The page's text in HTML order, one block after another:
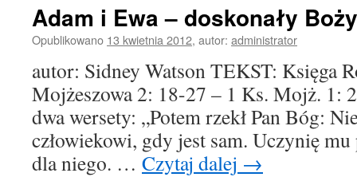
Adam i Ewa – doskonały
Opublikowano 13 kwietnia 2012, autor: administrator
autor: Sidney Watson TEKST: Księga
Mojżeszowa 2: 18-27 – 1 Ks. Mojż. 1:
dwa wersety: „Potem rzekł Pan Bóg:
człowiekowi, gdy jest sam. Uczynię
dla niego. … Czytaj dalej →